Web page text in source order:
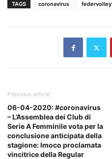
TAGS coronavirus federvolley
Previous article
06-04-2020: #coronavirus
– L’Assemblea dei Club di
Serie A Femminile vota per la
conclusione anticipata della
stagione: Imoco proclamata
vincitrice della Regular